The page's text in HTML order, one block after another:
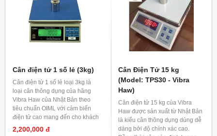
Cân điện tử 1 số lẻ (3kg)
Cân điện tử 1 số lẻ loại 3kg là
loại cân thông dụng của hãng
Vibra Haw của Nhật Bản theo
tiêu chuẩn OIML với cảm biến
điện tử cao mang đến cho khách
hàng những tiện ích khi dùng.
2,200,000 đ
Cân Điện Tử 15 kg
(Model: TPS30 - Vibra
Haw)
Cân điện tử 15 kg của Vibra
Haw được sản xuất từ Nhật Bản
là kiểu cân thông dụng dùng dễ
dàng bởi độ chính xác cao.